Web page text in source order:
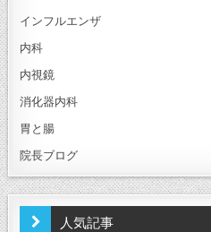
インフルエンザ
内科
内視鏡
消化器内科
胃と腸
院長ブログ
人気記事